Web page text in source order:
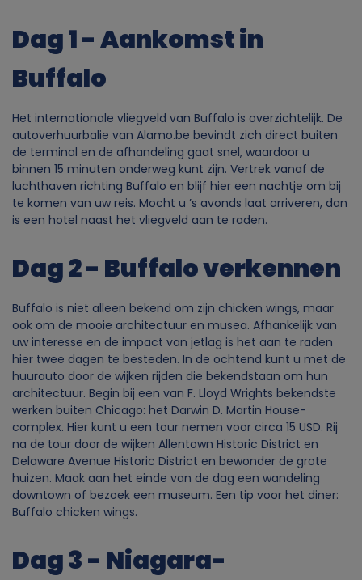
Dag 1 - Aankomst in
Buffalo
Het internationale vliegveld van Buffalo is overzichtelijk. De
autoverhuurbalie van Alamo.be bevindt zich direct buiten
de terminal en de afhandeling gaat snel, waardoor u
binnen 15 minuten onderweg kunt zijn. Vertrek vanaf de
luchthaven richting Buffalo en blijf hier een nachtje om bij
te komen van uw reis. Mocht u ’s avonds laat arriveren, dan
is een hotel naast het vliegveld aan te raden.
Dag 2 - Buffalo verkennen
Buffalo is niet alleen bekend om zijn chicken wings, maar
ook om de mooie architectuur en musea. Afhankelijk van
uw interesse en de impact van jetlag is het aan te raden
hier twee dagen te besteden. In de ochtend kunt u met de
huurauto door de wijken rijden die bekendstaan om hun
architectuur. Begin bij een van F. Lloyd Wrights bekendste
werken buiten Chicago: het Darwin D. Martin House-
complex. Hier kunt u een tour nemen voor circa 15 USD. Rij
na de tour door de wijken Allentown Historic District en
Delaware Avenue Historic District en bewonder de grote
huizen. Maak aan het einde van de dag een wandeling
downtown of bezoek een museum. Een tip voor het diner:
Buffalo chicken wings.
Dag 3 - Niagara-